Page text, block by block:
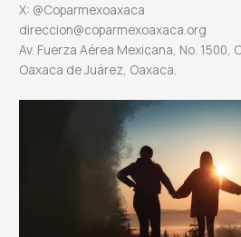
X: @Coparmexoaxaca
direccion@coparmexoaxaca.org
Av. Fuerza Aérea Mexicana, No. 1500,
Oaxaca de Juárez, Oaxaca.